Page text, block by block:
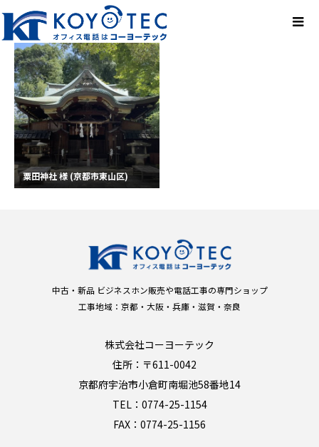
粟田神社 様 (京都市東山区)
中古・新品 ビジネスホン販売や電話工事の専門ショップ
工事地域：京都・大阪・兵庫・滋賀・奈良
株式会社コーヨーテック
住所：〒611-0042
京都府宇治市小倉町南堀池58番地14
TEL：0774-25-1154
FAX：0774-25-1156